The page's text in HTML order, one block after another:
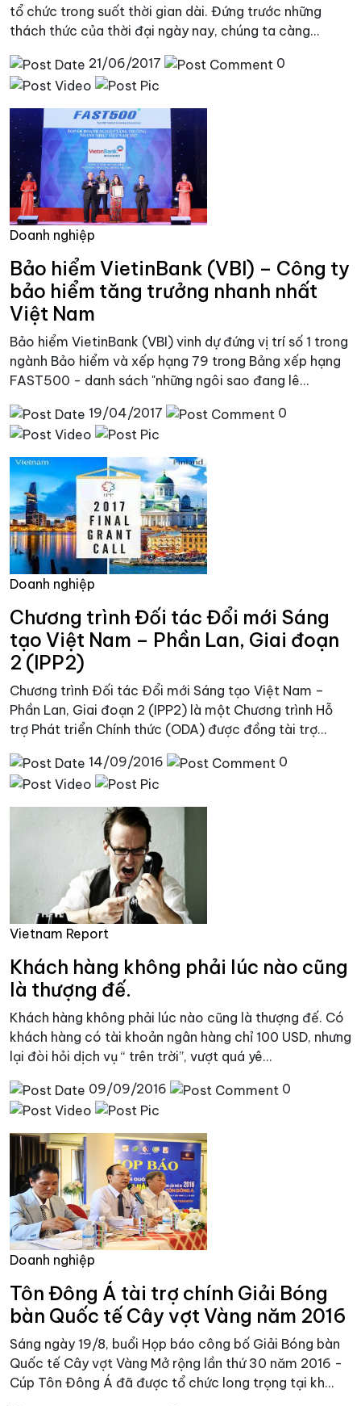
tổ chức trong suốt thời gian dài. Đứng trước những
thách thức của thời đại ngày nay, chúng ta càng...
21/06/2017
0
Doanh nghiệp
Bảo hiểm VietinBank (VBI) – Công ty
bảo hiểm tăng trưởng nhanh nhất
Việt Nam
Bảo hiểm VietinBank (VBI) vinh dự đứng vị trí số 1 trong
ngành Bảo hiểm và xếp hạng 79 trong Bảng xếp hạng
FAST500 - danh sách "những ngôi sao đang lê...
19/04/2017
0
Doanh nghiệp
Chương trình Đối tác Đổi mới Sáng
tạo Việt Nam – Phần Lan, Giai đoạn
2 (IPP2)
Chương trình Đối tác Đổi mới Sáng tạo Việt Nam –
Phần Lan, Giai đoạn 2 (IPP2) là một Chương trình Hỗ
trợ Phát triển Chính thức (ODA) được đồng tài trợ...
14/09/2016
0
Vietnam Report
Khách hàng không phải lúc nào cũng
là thượng đế.
Khách hàng không phải lúc nào cũng là thượng đế. Có
khách hàng có tài khoản ngân hàng chỉ 100 USD, nhưng
lại đòi hỏi dịch vụ “ trên trời”, vượt quá yê...
09/09/2016
0
Doanh nghiệp
Tôn Đông Á tài trợ chính Giải Bóng
bàn Quốc tế Cây vợt Vàng năm 2016
Sáng ngày 19/8, buổi Họp báo công bố Giải Bóng bàn
Quốc tế Cây vợt Vàng Mở rộng lần thứ 30 năm 2016 -
Cúp Tôn Đông Á đã được tổ chức long trọng tại kh...